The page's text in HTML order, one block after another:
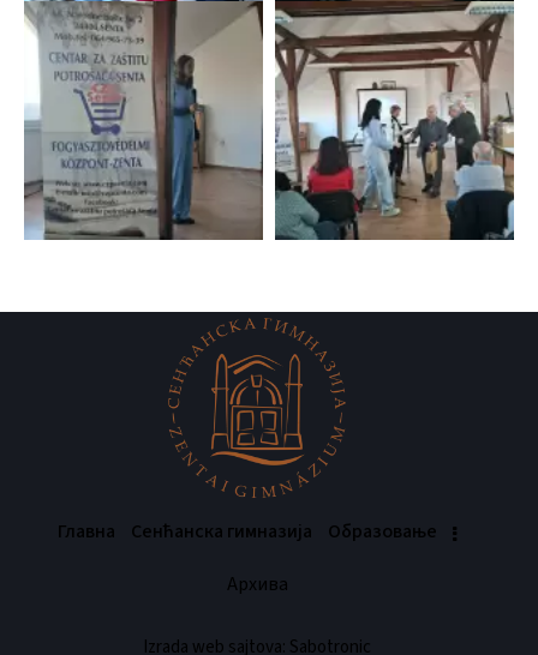
Главна Сенћанска гимназија
Oбразовање
Архива
Izrada web sajtova: Sabotronic